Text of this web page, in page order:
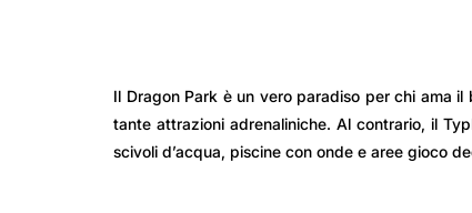
Il Dragon Park è un vero paradiso per chi ama
tante attrazioni adrenaliniche. Al contrario, il
scivoli d’acqua, piscine con onde e aree gioco